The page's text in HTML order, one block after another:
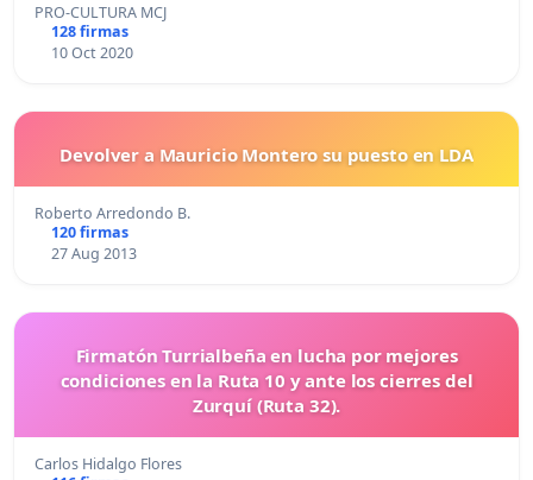
PRO-CULTURA MCJ
128 firmas
10 Oct 2020
Devolver a Mauricio Montero su puesto en LDA
Roberto Arredondo B.
120 firmas
27 Aug 2013
Firmatón Turrialbeña en lucha por mejores
condiciones en la Ruta 10 y ante los cierres del
Zurquí (Ruta 32).
Carlos Hidalgo Flores